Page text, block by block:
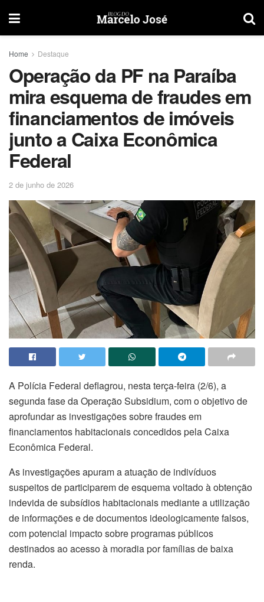
Home Destaque
Operação da PF na Paraíba
mira esquema de fraudes em
financiamentos de imóveis
junto a Caixa Econômica
Federal
2 de junho de 2026
A Polícia Federal deflagrou, nesta terça-feira (2/6), a
segunda fase da Operação Subsidium, com o objetivo de
aprofundar as investigações sobre fraudes em
financiamentos habitacionais concedidos pela Caixa
Econômica Federal.
As investigações apuram a atuação de indivíduos
suspeitos de participarem de esquema voltado à obtenção
indevida de subsídios habitacionais mediante a utilização
de informações e de documentos ideologicamente falsos,
com potencial impacto sobre programas públicos
destinados ao acesso à moradia por famílias de baixa
renda.